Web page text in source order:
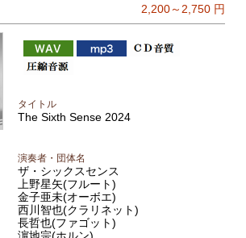
2,200～2,750円
タイトル
The Sixth Sense 2024
演奏者・団体名
ザ・シックスセンス
上野星矢(フルート)
金子亜未(オーボエ)
西川智也(クラリネット)
長哲也(ファゴット)